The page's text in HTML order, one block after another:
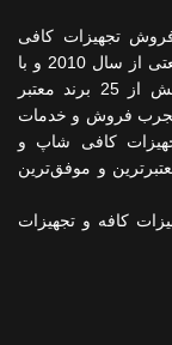
تجهیزات کافی
شاپ، تجهیزات رستوران و تجهیزات آشپزخانه صنعتی از سال 2010 و با
در اختیار داشتن نمایندگی رسمی و انحصاری بیش از 25 برند معتبر
مجرب فروش و خدمات
کافی شاپ و
و موفق‌ترین
کافه و تجهیزات